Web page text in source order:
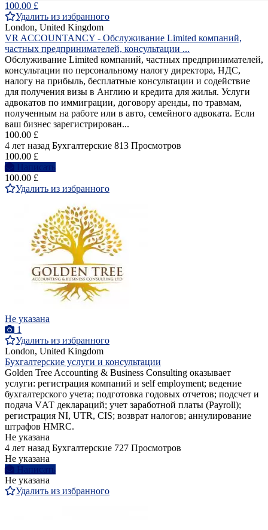
100.00 £
Удалить из избранного
London, United Kingdom
VR ACCOUNTANCY - Обслуживание Limited компаний,
частных предпринимателей, консультации ...
Обслуживание Limited компаний, частных предпринимателей,
консультации по персональному налогу директора, НДС,
налогу на прибыль, бесплатные консультации и содействие
для получения визы в Англию и кредита для жилья. Услуги
адвокатов по иммиграции, договору аренды, по травмам,
полученным на работе или в авто, семейного адвоката. Если
ваш бизнес зарегистрирован...
100.00 £
4 лет назад Бухгалтерские 813 Просмотров
100.00 £
Написать
100.00 £
Удалить из избранного
Не указана
1
Удалить из избранного
London, United Kingdom
Бухгалтерские услуги и консультации
Golden Tree Accounting & Business Consulting оказывает
услуги: регистрация компаний и self employment; ведение
бухгалтерского учета; подготовка годовых отчетов; подсчет и
подача VАТ деклараций; учет заработной платы (Payroll);
регистрация NI, UTR, CIS; возврат налогов; аннулирование
штрафов HMRC.
Не указана
4 лет назад Бухгалтерские 727 Просмотров
Не указана
Написать
Не указана
Удалить из избранного